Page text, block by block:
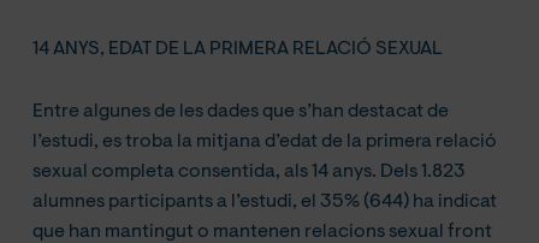
14 ANYS, EDAT DE LA PRIMERA RELACIÓ SEXUAL
Entre algunes de les dades que s’han destacat de
l’estudi, es troba la mitjana d’edat de la primera relació
sexual completa consentida, als 14 anys. Dels 1.823
alumnes participants a l’estudi, el 35% (644) ha indicat
que han mantingut o mantenen relacions sexual front